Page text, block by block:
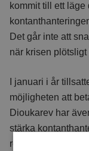
kommit till ett
Det går inte att
när krisen
I januari i år
möjligheten att
Dioukarev har
stärka
resultatet av